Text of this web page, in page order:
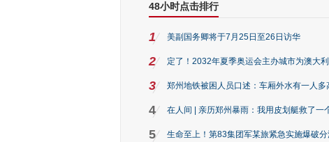
48小时点击排行
1 美副国务卿将于7月25日至26日访华
2 定了！2032年夏季奥运会主办城市为澳大
3 郑州地铁被困人员口述：车厢外水有一人多
4 在人间 | 亲历郑州暴雨：我用皮划艇救了一
5 生命至上！第83集团军某旅紧急实施爆破